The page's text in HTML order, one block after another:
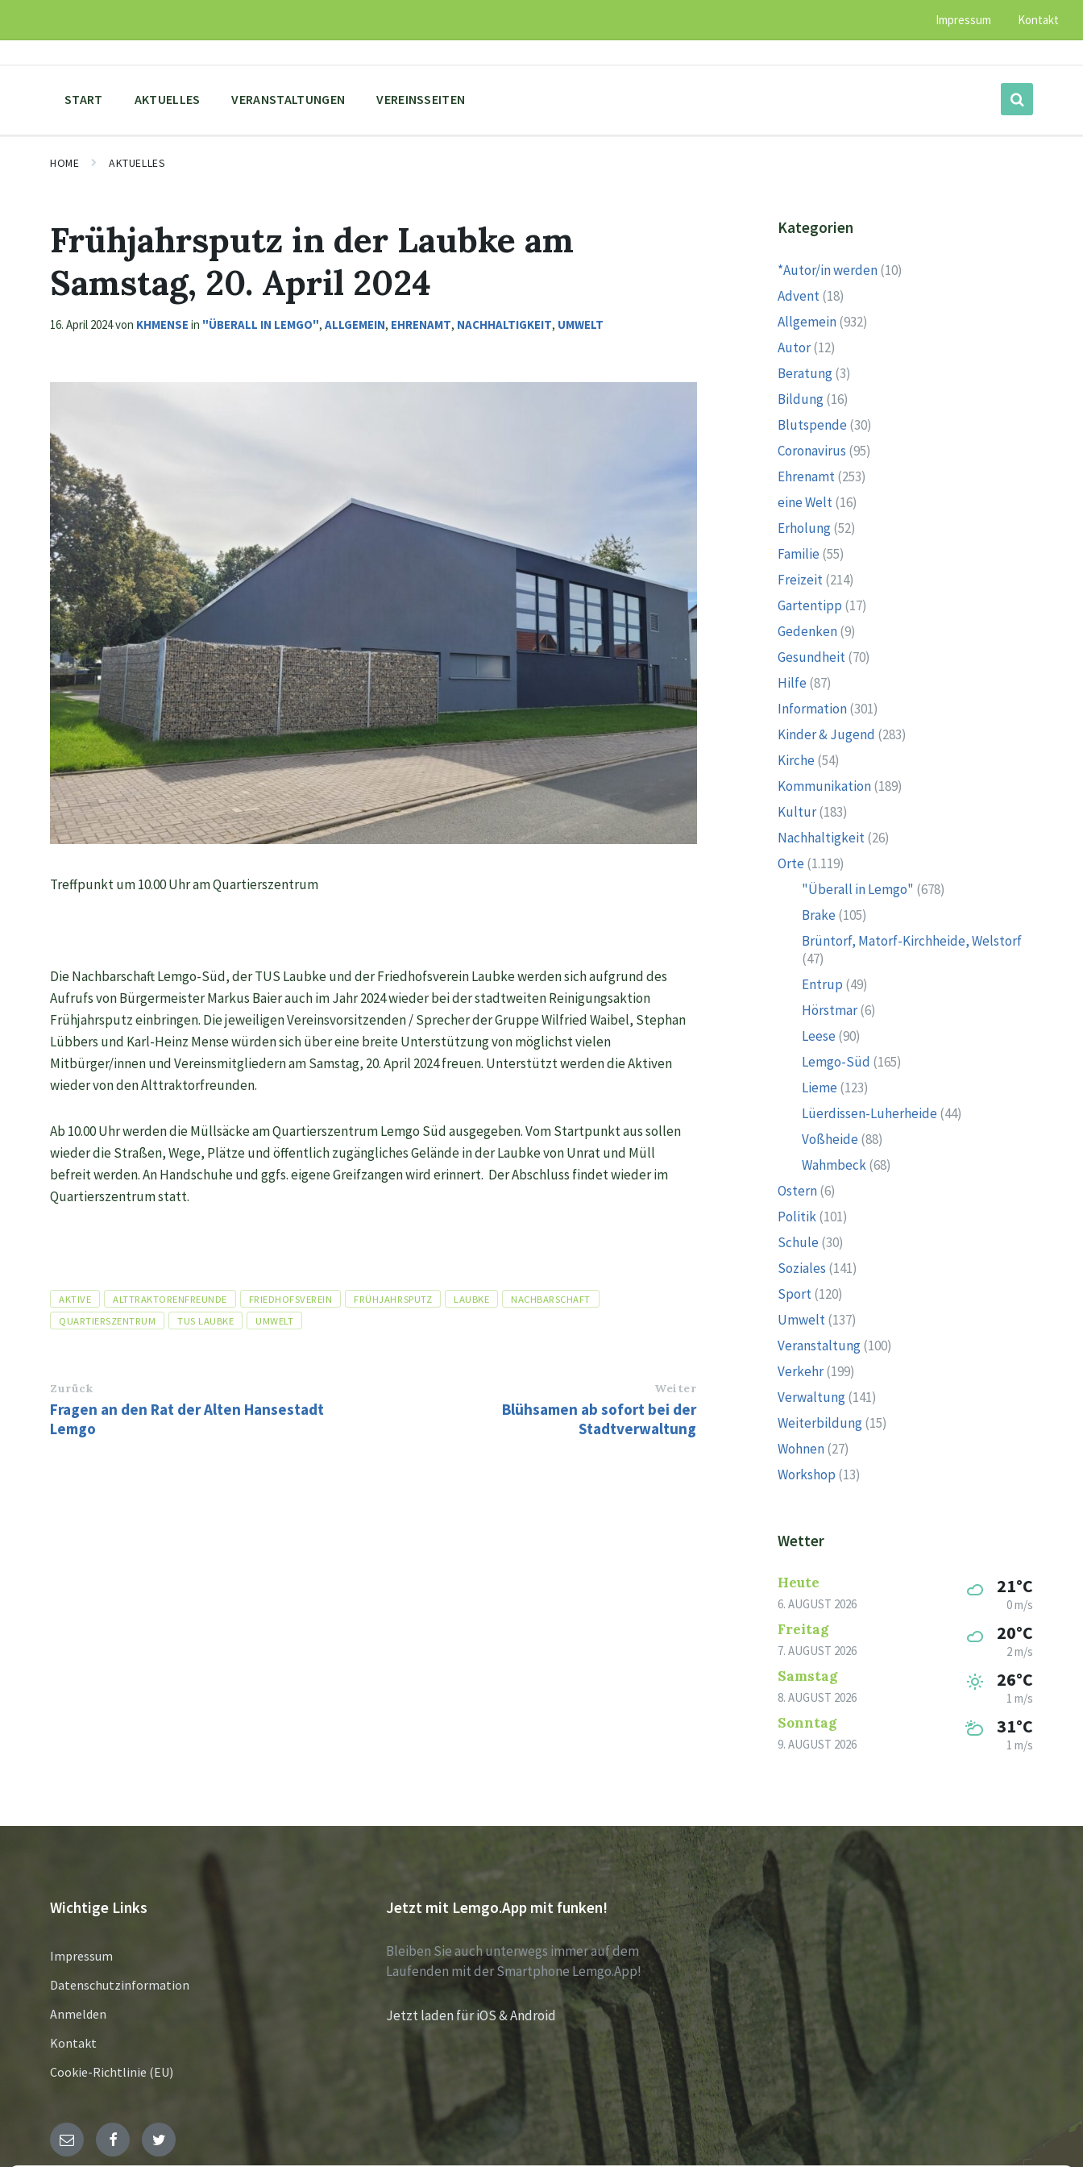
content
main
footer
Impressum Kontakt
START AKTUELLES VERANSTALTUNGEN VEREINSSEITEN
HOME AKTUELLES
Frühjahrsputz in der Laubke am
Samstag, 20. April 2024
16. April 2024von KHMENSE in "ÜBERALL IN LEMGO", ALLGEMEIN, EHRENAMT, NACHHALTIGKEIT, UMWELT
Treffpunkt um 10.00 Uhr am Quartierszentrum
Die Nachbarschaft Lemgo-Süd, der TUS Laubke und der Friedhofsverein Laubke werden sich aufgrund des
Aufrufs von Bürgermeister Markus Baier auch im Jahr 2024 wieder bei der stadtweiten Reinigungsaktion
Frühjahrsputz einbringen. Die jeweiligen Vereinsvorsitzenden / Sprecher der Gruppe Wilfried Waibel, Stephan
Lübbers und Karl-Heinz Mense würden sich über eine breite Unterstützung von möglichst vielen
Mitbürger/innen und Vereinsmitgliedern am Samstag, 20. April 2024 freuen. Unterstützt werden die Aktiven
wieder von den Alttraktorfreunden.
Ab 10.00 Uhr werden die Müllsäcke am Quartierszentrum Lemgo Süd ausgegeben. Vom Startpunkt aus sollen
wieder die Straßen, Wege, Plätze und öffentlich zugängliches Gelände in der Laubke von Unrat und Müll
befreit werden. An Handschuhe und ggfs. eigene Greifzangen wird erinnert. Der Abschluss findet wieder im
Quartierszentrum statt.
Tags
AKTIVE ALTTRAKTORENFREUNDE FRIEDHOFSVEREIN FRÜHJAHRSPUTZ LAUBKE
NACHBARSCHAFT
QUARTIERSZENTRUM
TUS LAUBKE UMWELT
Zurück
Fragen an den Rat der Alten Hansestadt
Lemgo
Weiter
Blühsamen ab sofort bei der
Stadtverwaltung
Kategorien
*Autor/in werden(10)
Advent(18)
Allgemein(932)
Autor(12)
Beratung(3)
Bildung(16)
Blutspende (30)
Coronavirus (95)
Ehrenamt(253)
eine Welt(16)
Erholung(52)
Familie (55)
Freizeit(214)
Gartentipp (17)
Gedenken(9)
Gesundheit(70)
Hilfe (87)
Information(301)
Kinder & Jugend (283)
Kirche (54)
Kommunikation(189)
Kultur(183)
Nachhaltigkeit(26)
Orte (1.119)
"Überall in Lemgo" (678)
Brake (105)
Brüntorf, Matorf-Kirchheide, Welstorf
(47)
Entrup (49)
Hörstmar(6)
Leese (90)
Lemgo-Süd (165)
Lieme (123)
Lüerdissen-Luherheide (44)
Voßheide (88)
Wahmbeck(68)
Ostern(6)
Politik(101)
Schule (30)
Soziales (141)
Sport(120)
Umwelt(137)
Veranstaltung(100)
Verkehr(199)
Verwaltung(141)
Weiterbildung(15)
Wohnen(27)
Workshop (13)
Wetter
Heute
6. AUGUST 2026
21°C
0 m/s
Freitag
7. AUGUST 2026
20°C
2 m/s
Samstag
8. AUGUST 2026
26°C
1 m/s
Sonntag
9. AUGUST 2026
31°C
1 m/s
Wichtige Links
Impressum
Datenschutzinformation
Anmelden
Kontakt
Cookie-Richtlinie (EU)
Jetzt mit Lemgo.App mit funken!
Bleiben Sie auch unterwegs immer auf dem
Laufenden mit der Smartphone Lemgo.App!
Jetzt laden für iOS & Android
E- FacebookTwitter